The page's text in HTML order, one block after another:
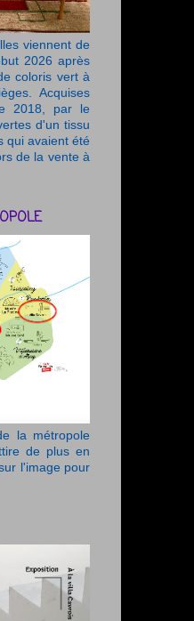
viennent de
2026 après
coloris vert à
Acquises
2018, par le
d'un tissu
qui avaient été
de la vente à
la métropole
de plus en
l'image pour